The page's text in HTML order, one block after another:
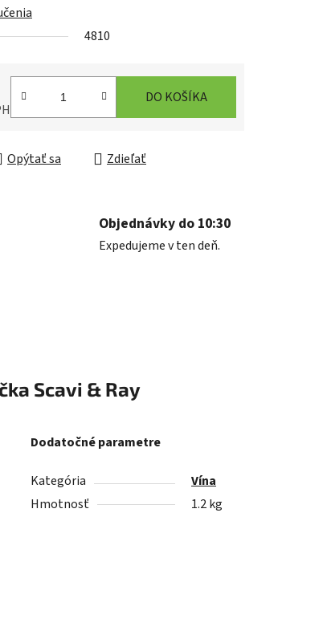
4810
DO KOŠÍKA
Opýtať sa Zdieľať
Objednávky do 10:30
Expedujeme v ten deň.
Scavi & Ray
Dodatočné parametre
Kategória
Vína
Hmotnosť
1.2 kg